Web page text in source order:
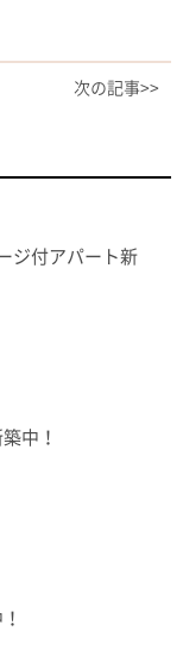
次の記事>>
ジ付アパート新
中！